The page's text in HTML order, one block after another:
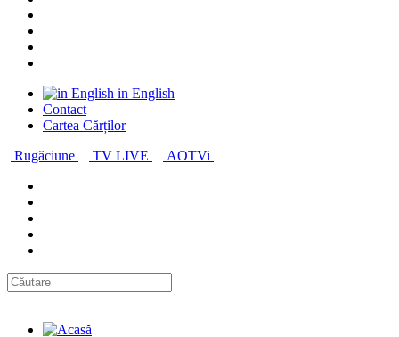
in English
Contact
Cartea Cărților
Rugăciune
TV LIVE AOTVi